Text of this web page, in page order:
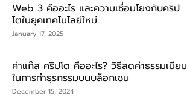
Web 3 คืออะไร และความเชื่อมโยงกับคริป
โตในยุคเทคโนโลยีใหม่
January 17, 2025
ค่าแก๊ส คริปโต คืออะไร? วิธีลดค่าธรรมเนียม
ในการทำธุรกรรมบนบล็อกเชน
December 15, 2024